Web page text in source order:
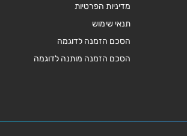
מדיניות הפרטיות
תנאי שימוש
הסכם הזמנה לדוגמה
הסכם הזמנה מותנה לדוגמה